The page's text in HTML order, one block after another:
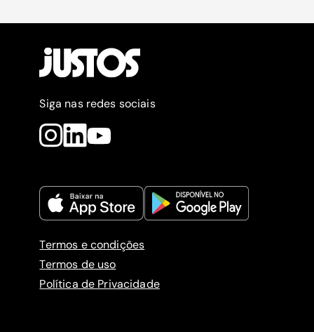
Siga nas redes sociais
Termos e condições
Termos de uso
Política de Privacidade